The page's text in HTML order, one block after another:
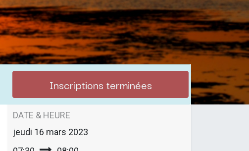
Inscriptions terminées
DATE & HEURE
jeudi 16 mars 2023